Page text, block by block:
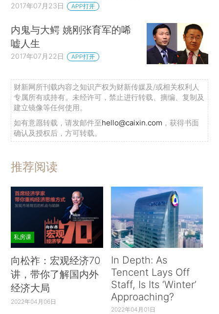
2017年07月23日 APP打开
内鬼与大鳄 姚刚张育军的唏
嘘人生
2017年07月22日 APP打开
财新网所刊载内容之知识产权为财新传媒及/或相关权利人
专属所有或持有。未经许可，禁止进行转载、摘编、复制及
建立镜像等任何使用。
如有意愿转载，请发邮件至hello@caixin.com ，获得书面
确认及授权后，方可转载。
推荐阅读
私房课
向松祚：宏观经济70
讲，带你了解国内外
经济大局
2022年04月06日
In Depth: As
Tencent Lays Off
Staff, Is Its ‘Winter’
Approaching?
2022年04月01日